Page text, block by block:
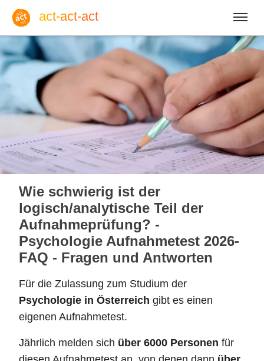
act-act-act
Anmelden
Blog
Do, 06. August 2026 |
Englisch Deutsch Spanisch
Wie schwierig ist der
logisch/analytische Teil der
Aufnahmeprüfung? -
Psychologie Aufnahmetest 2026-
FAQ - Fragen und Antworten
Für die Zulassung zum Studium der
Psychologie in Österreich gibt es einen
eigenen Aufnahmetest.
Jährlich melden sich über 6000 Personen für